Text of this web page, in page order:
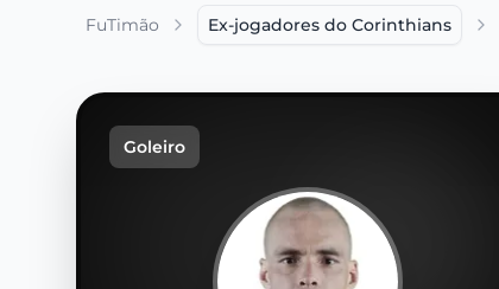
FuTimão Ex-jogadores do Corinthians
Goleiro